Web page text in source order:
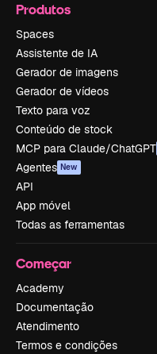
Produtos
Spaces
Assistente de IA
Gerador de imagens
Gerador de vídeos
Texto para voz
Conteúdo de stock
MCP para Claude/ChatGPT
Agentes New
API
App móvel
Todas as ferramentas
Começar
Academy
Documentação
Atendimento
Termos e condições